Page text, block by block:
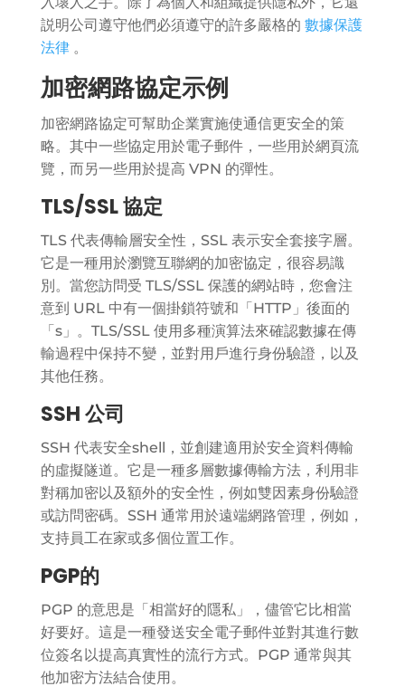
説明公司遵守他們必須遵守的許多嚴格的 數據保護
法律。
加密網路協定示例
加密網路協定可幫助企業實施使通信更安全的策
略。其中一些協定用於電子郵件，一些用於網頁流
覽，而另一些用於提高 VPN 的彈性。
TLS/SSL 協定
TLS 代表傳輸層安全性，SSL 表示安全套接字層。
它是一種用於瀏覽互聯網的加密協定，很容易識
別。當您訪問受 TLS/SSL 保護的網站時，您會注
意到 URL 中有一個掛鎖符號和「HTTP」後面的
「s」。TLS/SSL 使用多種演算法來確認數據在傳
輸過程中保持不變，並對用戶進行身份驗證，以及
其他任務。
SSH 公司
SSH 代表安全shell，並創建適用於安全資料傳輸
的虛擬隧道。它是一種多層數據傳輸方法，利用非
對稱加密以及額外的安全性，例如雙因素身份驗證
或訪問密碼。SSH 通常用於遠端網路管理，例如，
支持員工在家或多個位置工作。
PGP的
PGP 的意思是「相當好的隱私」，儘管它比相當
好要好。這是一種發送安全電子郵件並對其進行數
位簽名以提高真實性的流行方式。PGP 通常與其
他加密方法結合使用。